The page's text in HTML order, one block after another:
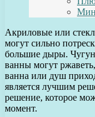
Акриловые или
могут сильно
большие дыры.
ванны могут
ванна или душ
является лучшим
решение, которое
момент.